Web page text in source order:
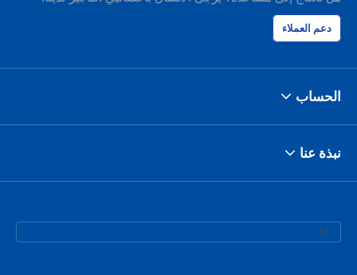
دعم العملاء
الحساب
نبذة عنا